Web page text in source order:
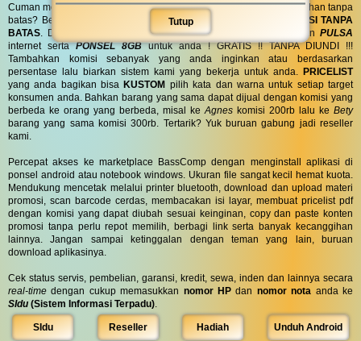
Tutup
Cuman modal posting di media sosial bisa dapat penghasilan tambahan tanpa
batas? Bergabung menjadi
RESELLERkami serta dapatkan
KOMISI TANPA
BATAS . Dapatkan BINGKISAN PARCELdi hari spesial anda danPULSA
internet sertaPONSEL 8GBuntuk anda ! GRATIS !! TANPA DIUNDI !!!
Tambahkan komisi sebanyak yang anda inginkan atau berdasarkan
persentase lalu biarkan sistem kami yang bekerja untuk anda. PRICELIST
yang anda bagikan bisaKUSTOM pilih kata dan warna untuk setiap target
konsumen anda. Bahkan barang yang sama dapat dijual dengan komisi yang
berbeda ke orang yang berbeda, misal ke Agnes komisi 200rb lalu ke Bety
barang yang sama komisi 300rb. Tertarik? Yuk buruan gabung jadi reseller
kami.
Percepat akses ke marketplace BassComp dengan menginstall aplikasi di
ponsel android atau notebook windows. Ukuran file sangat kecil hemat kuota.
Mendukung mencetak melalui printer bluetooth, download dan upload materi
promosi, scan barcode cerdas, membacakan isi layar, membuat pricelist pdf
dengan komisi yang dapat diubah sesuai keinginan, copy dan paste konten
promosi tanpa perlu repot memilih, berbagi link serta banyak kecanggihan
lainnya. Jangan sampai ketinggalan dengan teman yang lain, buruan
download aplikasinya.
Cek status servis, pembelian, garansi, kredit, sewa, inden dan lainnya secara
real-time dengan cukup memasukkan nomor HP dan nomor nota anda ke
SIdu (Sistem Informasi Terpadu)
SIdu Reseller Hadiah Unduh Android